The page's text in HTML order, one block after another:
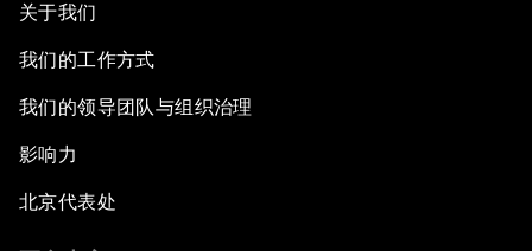
关于我们
我们的工作方式
我们的领导团队与组织治理
影响力
北京代表处